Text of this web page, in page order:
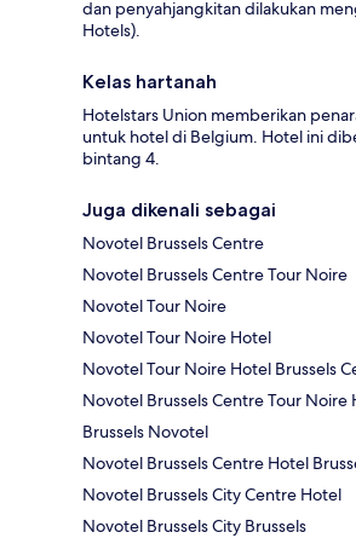
dan penyahjangkitan dilakukan
Hotels).
Kelas hartanah
Hotelstars Union memberikan
untuk hotel di Belgium. Hotel ini
bintang 4.
Juga dikenali sebagai
Novotel Brussels Centre
Novotel Brussels Centre Tour Noire
Novotel Tour Noire
Novotel Tour Noire Hotel
Novotel Tour Noire Hotel Brussels
Novotel Brussels Centre Tour Noire
Brussels Novotel
Novotel Brussels Centre Hotel
Novotel Brussels City Centre Hotel
Novotel Brussels City Brussels